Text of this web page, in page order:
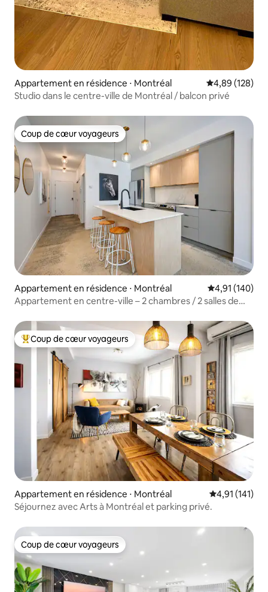
Appartement en résidence ⋅ Montréal Évaluation
4,89 (128)
Studio dans le centre-ville de Montréal / balcon privé
Coup de cœur voyageurs
Coup de cœur voyageurs
Appartement en résidence ⋅ Montréal Évaluation
4,91 (140)
Appartement en centre-ville – 2 chambres / 2 salles de
Coups de cœur voyageurs les plus appréciés
Coup de cœur voyageurs
Appartement en résidence ⋅ Montréal Évaluation
4,91 (141)
Séjournez avec Arts à Montréal et parking privé.
Coup de cœur voyageurs
Coup de cœur voyageurs